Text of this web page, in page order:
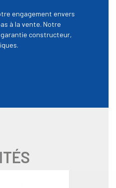
engagement envers
à la vente. Notre
constructeur,